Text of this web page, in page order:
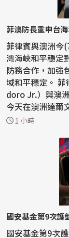
菲澳防長重申台
菲律賓與澳洲今
灣海峽和平穩定
防務合作，加強
域和平穩定。 菲律賓國防部長鐵歐多洛（Gilberto Teo
doro Jr.）與澳
今天在澳洲達爾
防部長...
1 小時
國安基金第9次護
國安基金第9次